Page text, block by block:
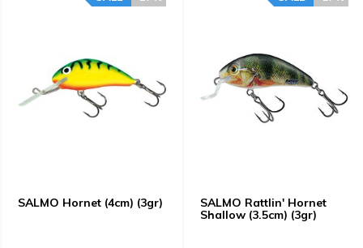
SALMO Hornet (4cm) (3gr)
SALMO Rattlin' Hornet
Shallow (3.5cm) (3gr)